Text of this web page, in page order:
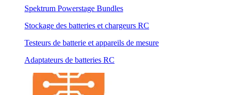
Spektrum Powerstage Bundles
Stockage des batteries et chargeurs RC
Testeurs de batterie et appareils de mesure
Adaptateurs de batteries RC